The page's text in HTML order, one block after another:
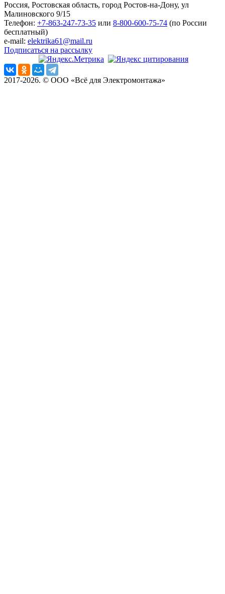
Россия, Ростовская область, город Ростов-на-Дону, ул
Малиновского 9/15
Телефон: +7-863-247-73-35 или 8-800-600-75-74 (по России
бесплатный)
e-mail: elektrika61@mail.ru
Подписаться на рассылку
2017-2026. © ООО «Всё для Электромонтажа»